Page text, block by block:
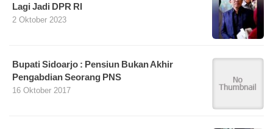
Lagi Jadi DPR RI
2 Oktober 2023
Bupati Sidoarjo : Pensiun Bukan Akhir
Pengabdian Seorang PNS
16 Oktober 2017